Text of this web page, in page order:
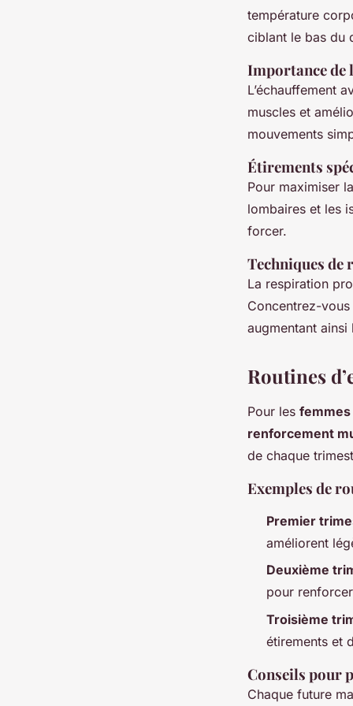
température
ciblant le bas du
Importance de
L’échauffement
muscles et
mouvements
Étirements
Pour maximiser
lombaires et les
forcer.
Techniques
La respiration
Concentrez-
augmentant
Routines
Pour les
renforcement
de chaque
Exemples de
Premier
améliorent
Deuxième
pour
Troisième
étirements et
Conseils pour
Chaque future